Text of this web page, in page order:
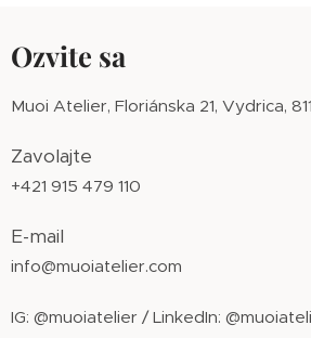
Ozvite sa
Muoi Atelier, Floriánska 21, Vydrica,
Zavolajte
+421 915 479 110
E-mail
info@muoiatelier.com
IG: @muoiatelier / LinkedIn: